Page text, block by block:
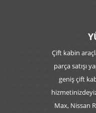
Çift kabin
parça satışı
geniş çift
Max, Nissan